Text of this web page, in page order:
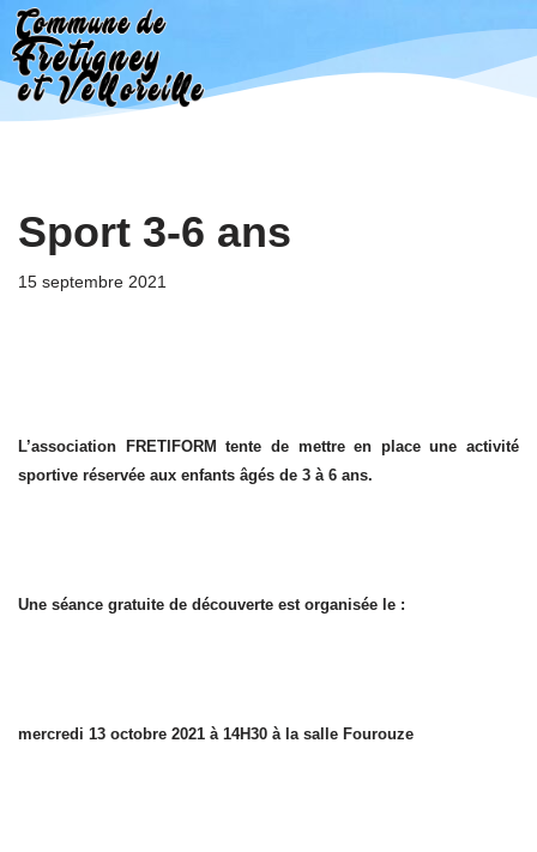
Aller
au
contenu
Sport 3-6 ans
15 septembre 2021
L’association FRETIFORM tente de mettre en place une activité
sportive réservée aux enfants âgés de 3 à 6 ans.
Une séance gratuite de découverte est organisée le :
mercredi 13 octobre 2021 à 14H30 à la salle Fourouze